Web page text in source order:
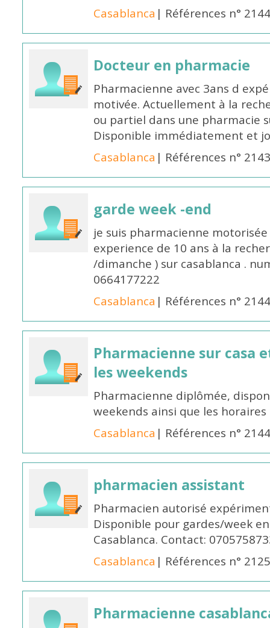
Casablanca | Références n°
Docteur en pharmacie
Pharmacienne avec 3ans d
motivée. Actuellement à la
ou partiel dans une pharmacie
Disponible immédiatement et
Casablanca | Références n°
garde week -end
je suis pharmacienne
experience de 10 ans à la
/dimanche ) sur casablanca .
0664177222
Casablanca | Références n°
Pharmacienne sur casa
les weekends
Pharmacienne diplômée,
weekends ainsi que les
Casablanca | Références n°
pharmacien assistant
Pharmacien autorisé
Disponible pour gardes/week
Casablanca. Contact:
Casablanca | Références n°
Pharmacienne